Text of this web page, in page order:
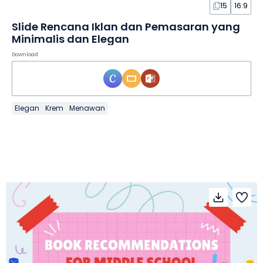
15 16:9
Slide Rencana Iklan dan Pemasaran yang
Minimalis dan Elegan
Download
Elegan Krem Menawan